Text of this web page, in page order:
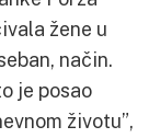
žene u
način.
je posao
životu”,